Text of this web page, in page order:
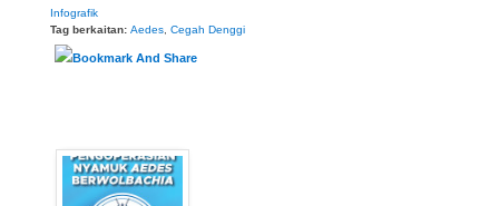
Infografik
Tag berkaitan: Aedes Cegah Denggi